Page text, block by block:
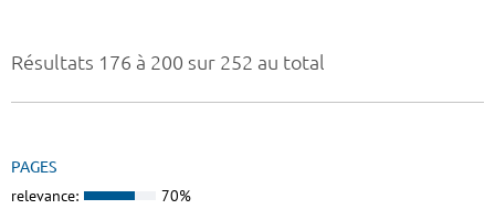
Résultats 176 à 200 sur 252 au total
PAGES
relevance: 70%